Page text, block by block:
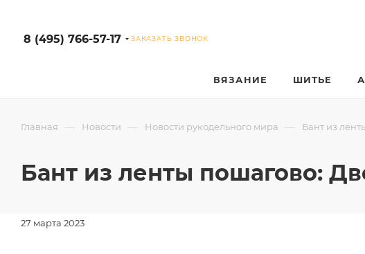
8 (495) 766-57-17 ЗАКАЗАТЬ ЗВОНОК
ВЯЗАНИЕ ШИТЬЕ
Главная — Новости — Новости рукодельного мира — Бант из
Бант из ленты пошагово:
27 марта 2023